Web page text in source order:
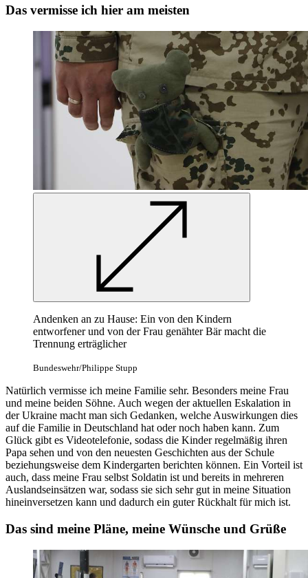
Das vermisse ich hier am meisten
Andenken an zu Hause: Ein von den Kindern
entworfener und von der Frau genähter Bär macht die
Trennung erträglicher
Bundeswehr/Philippe Stupp
Natürlich vermisse ich meine Familie sehr. Besonders meine Frau
und meine beiden Söhne. Auch wegen der aktuellen Eskalation in
der Ukraine macht man sich Gedanken, welche Auswirkungen dies
auf die Familie in Deutschland hat oder noch haben kann. Zum
Glück gibt es Videotelefonie, sodass die Kinder regelmäßig ihren
Papa sehen und von den neuesten Geschichten aus der Schule
beziehungsweise dem Kindergarten berichten können. Ein Vorteil ist
auch, dass meine Frau selbst Soldatin ist und bereits in mehreren
Auslandseinsätzen war, sodass sie sich sehr gut in meine Situation
hineinversetzen kann und dadurch ein guter Rückhalt für mich ist.
Das sind meine Pläne, meine Wünsche und Grüße